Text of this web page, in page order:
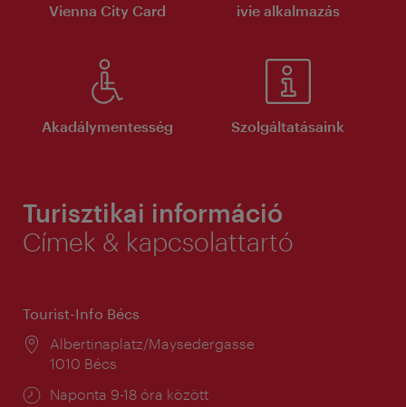
Vienna City Card ivie alkalmazás
Akadálymentesség Szolgáltatásaink
Turisztikai információ
Címek & kapcsolattartó
Tourist-Info Bécs
Helyszín:
Albertinaplatz/Maysedergasse
1010 Bécs
Nyitva
Naponta 9-18 óra között